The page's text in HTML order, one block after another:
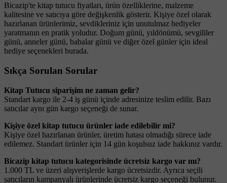
Bicazip'te kitap tutucu fiyatları, ürün özelliklerine, malzeme
kalitesine ve satıcıya göre değişkenlik gösterir. Kişiye özel olarak
hazırlanan ürünlerimiz, sevdikleriniz için unutulmaz hediyeler
yaratmanın en pratik yoludur. Doğum günü, yıldönümü, sevgililer
günü, anneler günü, babalar günü ve diğer özel günler için ideal
hediye seçenekleri burada.
Sıkça Sorulan Sorular
Kitap Tutucu siparişim ne zaman gelir?
Standart kargo ile 2-4 iş günü içinde adresinize teslim edilir. Bazı
satıcılar aynı gün kargo seçeneği de sunar.
Kişiye özel kitap tutucu ürünler iade edilebilir mi?
Kişiye özel hazırlanan ürünler, üretim hatası olmadığı sürece iade
edilemez. Standart ürünler için 14 gün koşulsuz iade hakkınız vardır.
Bicazip kitap tutucu kategorisinde ücretsiz kargo var mı?
1.000 TL ve üzeri alışverişlerde kargo ücretsizdir. Ayrıca seçili
satıcıların kampanyalı ürünlerinde ücretsiz kargo seçeneği bulunur.